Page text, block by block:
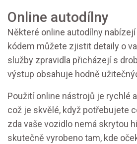
Online autodílny
Některé online autodílny nabízejí
kódem můžete zjistit detaily o
služby zpravidla přicházejí s
výstup obsahuje hodně
Použití online nástrojů je rychlé
což je skvělé, když potřebujete
zda vaše vozidlo nemá skrytou
skutečně vyrobeno tam, kde